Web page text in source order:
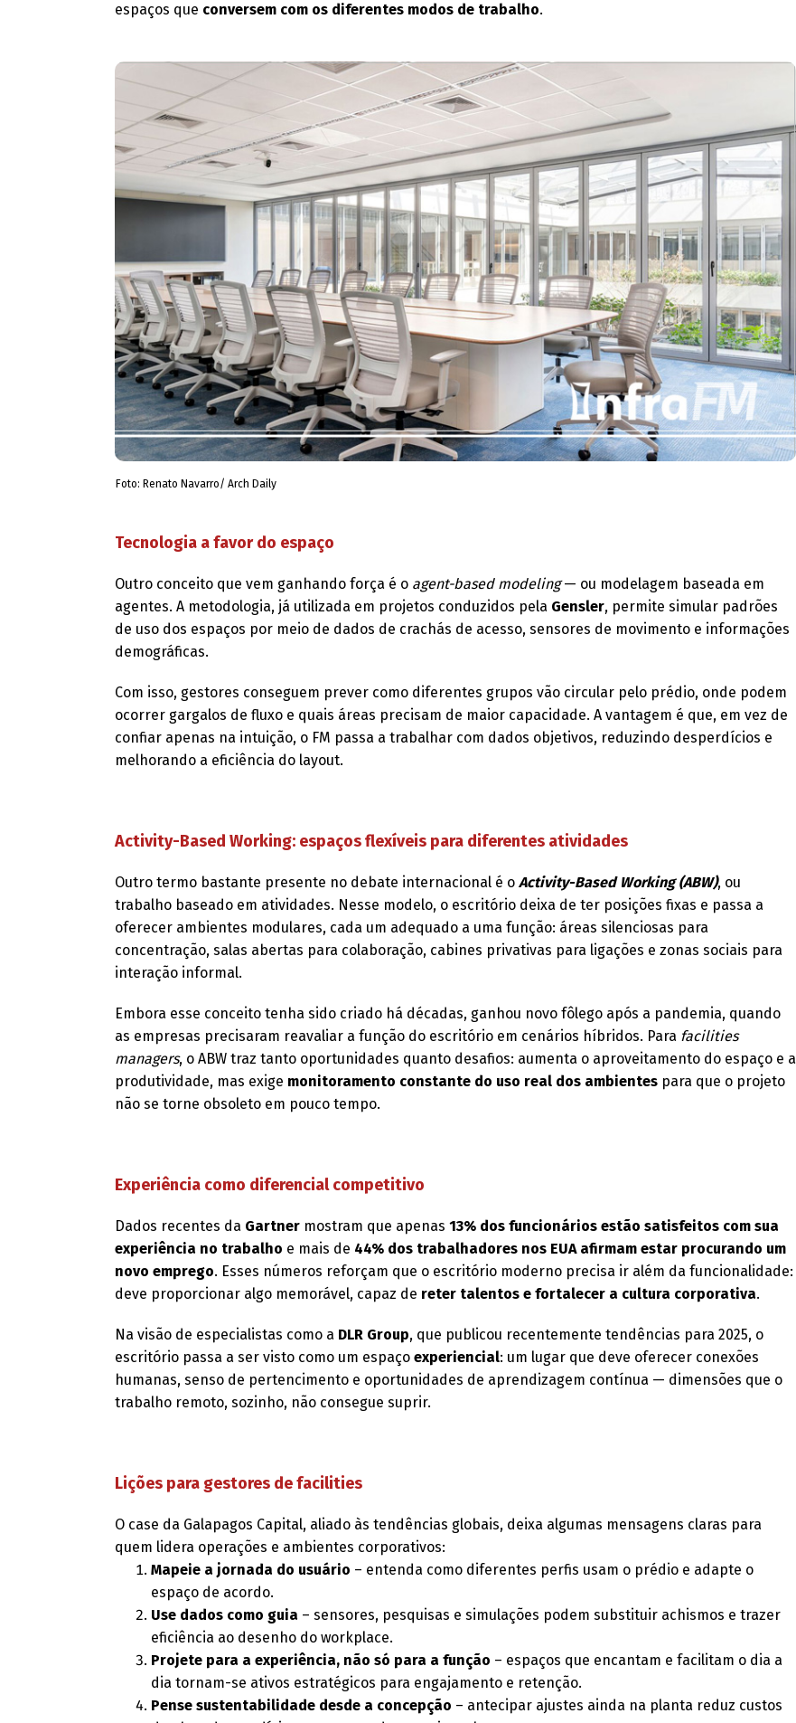
espaços que conversem com os diferentes modos de trabalho.
Foto: Renato Navarro/ Arch Daily
Tecnologia a favor do espaço
Outro conceito que vem ganhando força é o agent-based modeling— ou modelagem baseada em
agentes. A metodologia, já utilizada em projetos conduzidos pela Gensler, permite simular padrões
de uso dos espaços por meio de dados de crachás de acesso, sensores de movimento e informações
demográficas.
Com isso, gestores conseguem prever como diferentes grupos vão circular pelo prédio, onde podem
ocorrer gargalos de fluxo e quais áreas precisam de maior capacidade. A vantagem é que, em vez de
confiar apenas na intuição, o FM passa a trabalhar com dados objetivos, reduzindo desperdícios e
melhorando a eficiência do layout.
Activity-Based Working: espaços flexíveis para diferentes atividades
Outro termo bastante presente no debate internacional é o Activity-Based Working (ABW), ou
trabalho baseado em atividades. Nesse modelo, o escritório deixa de ter posições fixas e passa a
oferecer ambientes modulares, cada um adequado a uma função: áreas silenciosas para
concentração, salas abertas para colaboração, cabines privativas para ligações e zonas sociais para
interação informal.
Embora esse conceito tenha sido criado há décadas, ganhou novo fôlego após a pandemia, quando
as empresas precisaram reavaliar a função do escritório em cenários híbridos. Para facilities
managers, o ABW traz tanto oportunidades quanto desafios: aumenta o aproveitamento do espaço e a
produtividade, mas exige monitoramento constante do uso real dos ambientespara que o projeto
não se torne obsoleto em pouco tempo.
Experiência como diferencial competitivo
Dados recentes da Gartnermostram que apenas 13% dos funcionários estão satisfeitos com sua
experiência no trabalho e mais de 44% dos trabalhadores nos EUA afirmam estar procurando um
novo emprego. Esses números reforçam que o escritório moderno precisa ir além da funcionalidade:
deve proporcionar algo memorável, capaz de reter talentos e fortalecer a cultura corporativa.
Na visão de especialistas como a DLR Group, que publicou recentemente tendências para 2025, o
escritório passa a ser visto como um espaço experiencial: um lugar que deve oferecer conexões
humanas, senso de pertencimento e oportunidades de aprendizagem contínua — dimensões que o
trabalho remoto, sozinho, não consegue suprir.
Lições para gestores de facilities
O case da Galapagos Capital, aliado às tendências globais, deixa algumas mensagens claras para
quem lidera operações e ambientes corporativos:
Mapeie a jornada do usuário – entenda como diferentes perfis usam o prédio e adapte o
espaço de acordo.
Use dados como guia – sensores, pesquisas e simulações podem substituir achismos e trazer
eficiência ao desenho do workplace.
Projete para a experiência, não só para a função – espaços que encantam e facilitam o dia a
dia tornam-se ativos estratégicos para engajamento e retenção.
Pense sustentabilidade desde a concepção – antecipar ajustes ainda na planta reduz custos